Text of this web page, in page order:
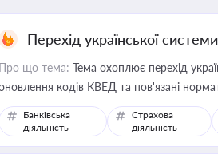
Перехід української
Про що тема: Тема охоплює перехід
кодів КВЕД та пов'язані
Банківська
діяльність
Страхова
діяльність